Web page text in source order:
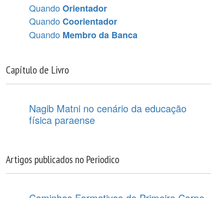
Quando Orientador
Quando Coorientador
Quando Membro da Banca
Capítulo de Livro
Nagib Matni no cenário da educação
física paraense
Artigos publicados no Periodico